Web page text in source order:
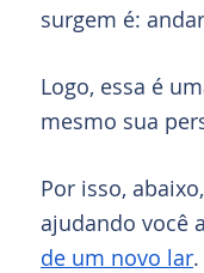
surgem é:
Logo, essa é
mesmo sua
Por isso,
ajudando você
de um novo lar.